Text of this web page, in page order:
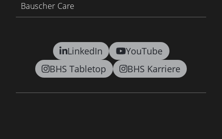
LinkedIn
YouTube
BHS Tabletop
BHS Karriere
Bauscher Care